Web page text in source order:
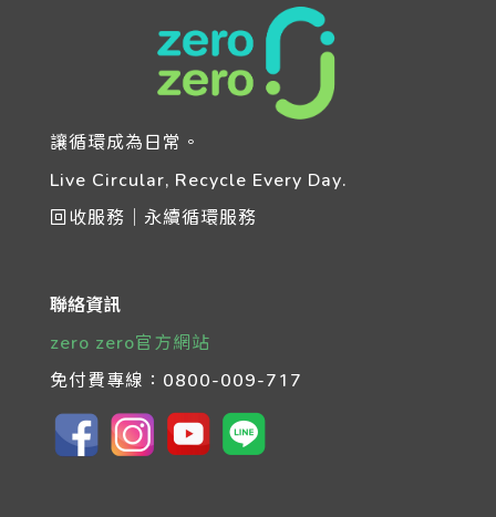
讓循環成為日常。
Live Circular, Recycle Every Day.
回收服務｜永續循環服務
聯絡資訊
zero zero官方網站
免付費專線： 0800-009-717